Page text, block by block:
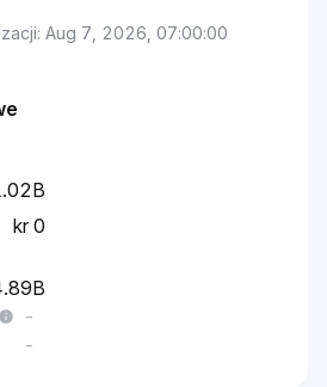
Aug 7, 2026, 07:00:00
0
-
-